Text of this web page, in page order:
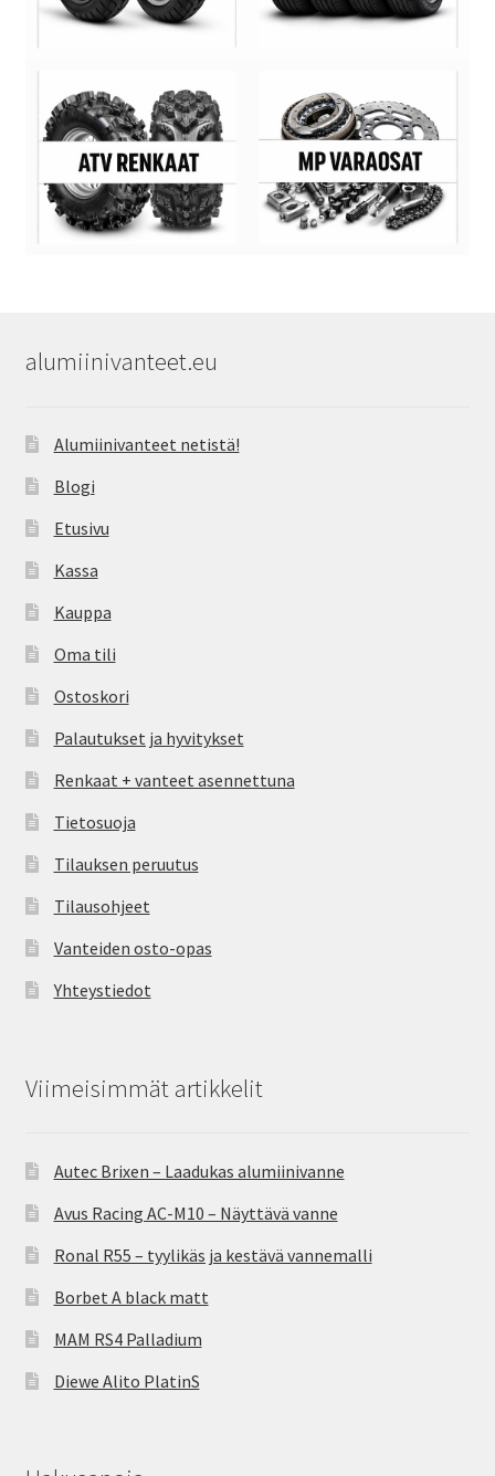
alumiinivanteet.eu
Alumiinivanteet netistä!
Blogi
Etusivu
Kassa
Kauppa
Oma tili
Ostoskori
Palautukset ja hyvitykset
Renkaat + vanteet asennettuna
Tietosuoja
Tilauksen peruutus
Tilausohjeet
Vanteiden osto-opas
Yhteystiedot
Viimeisimmät artikkelit
Autec Brixen – Laadukas alumiinivanne
Avus Racing AC-M10 – Näyttävä vanne
Ronal R55 – tyylikäs ja kestävä vannemalli
Borbet A black matt
MAM RS4 Palladium
Diewe Alito PlatinS